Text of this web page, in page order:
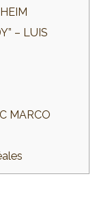
– LUIS
MARCO